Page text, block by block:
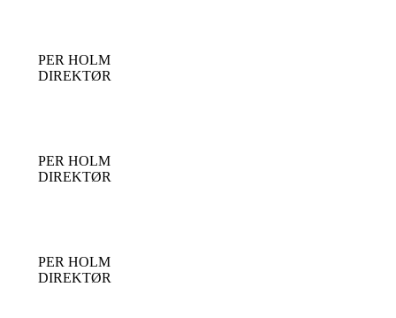
PER HOLM
DIREKTØR
PER HOLM
DIREKTØR
PER HOLM
DIREKTØR